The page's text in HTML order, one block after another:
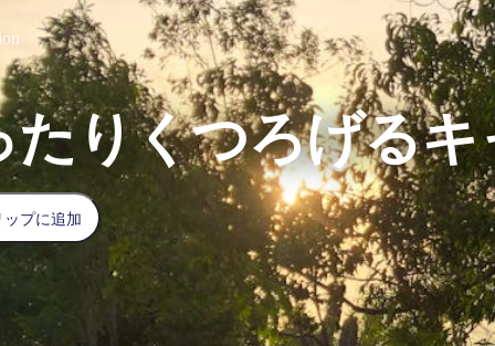
たりくつろげるキ
プに追加